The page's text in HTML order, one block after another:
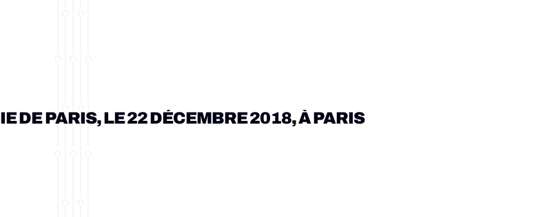
ont réalisé ensemble le Spectacle du Téléthon de Quincy-sous-Sénart. Tous
le Téléthon.
DE PARIS, LE 22 DÉCEMBRE 2018, À PARIS